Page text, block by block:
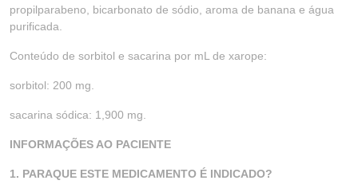
propilparabeno, bicarbonato de sódio, aroma de banana e água
purificada.
Conteúdo de sorbitol e sacarina por mL de xarope:
sorbitol: 200 mg.
sacarina sódica: 1,900 mg.
INFORMAÇÕES AO PACIENTE
1. PARAQUE ESTE MEDICAMENTO É INDICADO?